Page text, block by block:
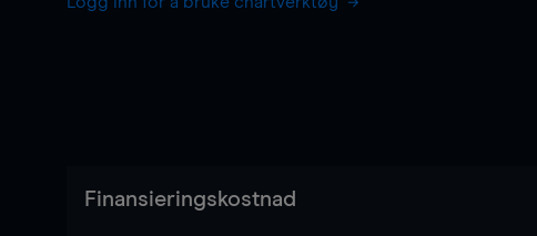
Finansieringskostnad